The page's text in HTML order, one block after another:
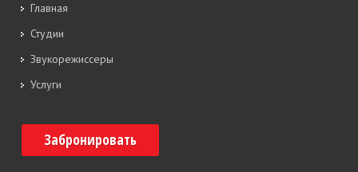
Главная
Студии
Звукорежиссеры
Услуги
Забронировать